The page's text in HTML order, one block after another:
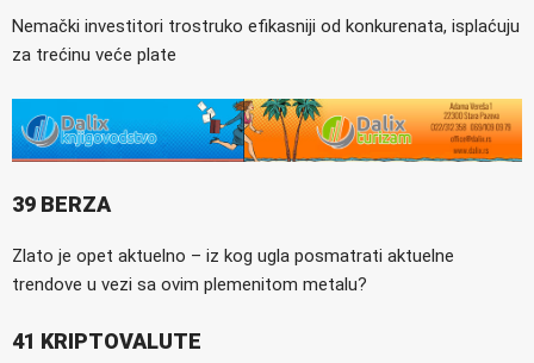
Nemački investitori trostruko efikasniji od konkurenata, isplaćuju
za trećinu veće plate
39 BERZA
Zlato je opet aktuelno – iz kog ugla posmatrati aktuelne
trendove u vezi sa ovim plemenitom metalu?
41 KRIPTOVALUTE